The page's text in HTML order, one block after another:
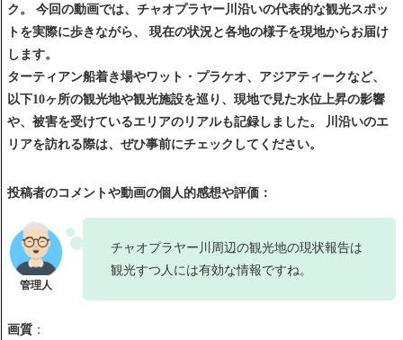
ク。 今回の動画では、チャオプラヤー川沿いの代表的な観光スポッ
トを実際に歩きながら、 現在の状況と各地の様子を現地からお届け
します。
ターティアン船着き場やワット・プラケオ、アジアティークなど、
以下10ヶ所の観光地や観光施設を巡り、現地で見た水位上昇の影響
や、被害を受けているエリアのリアルも記録しました。 川沿いのエ
リアを訪れる際は、ぜひ事前にチェックしてください。
投稿者のコメントや動画の個人的感想や評価：
チャオプラヤー川周辺の観光地の現状報告は
観光すつ人には有効な情報ですね。
画質 ：